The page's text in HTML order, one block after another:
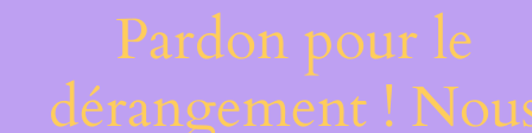
Pardon pour le
dérangement !